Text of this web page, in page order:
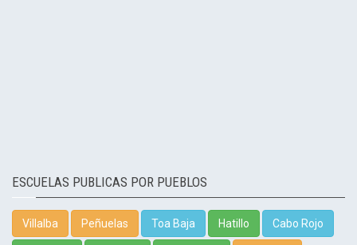
ESCUELAS PUBLICAS POR PUEBLOS
Villalba Peñuelas Toa Baja Hatillo Cabo Rojo